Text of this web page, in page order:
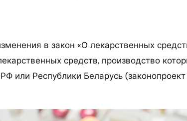
в закон «О лекарственных
средств, производство
или Республики Беларусь